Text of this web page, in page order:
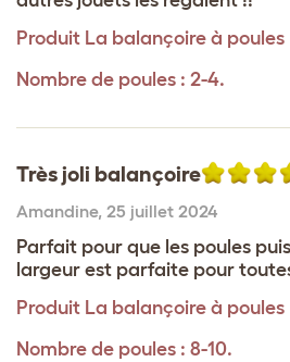
Produit La balançoire à poules
Nombre de poules : 2-4.
Très joli balançoire
Amandine, 25 juillet 2024
Parfait pour que les poules
largeur est parfaite pour
Produit La balançoire à poules
Nombre de poules : 8-10.